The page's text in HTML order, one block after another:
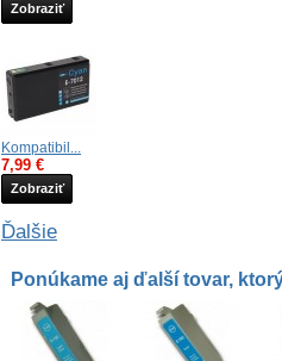
Zobraziť
Kompatibil...
7,99 €
Zobraziť
Ďalšie
Ponúkame aj ďalší tovar,